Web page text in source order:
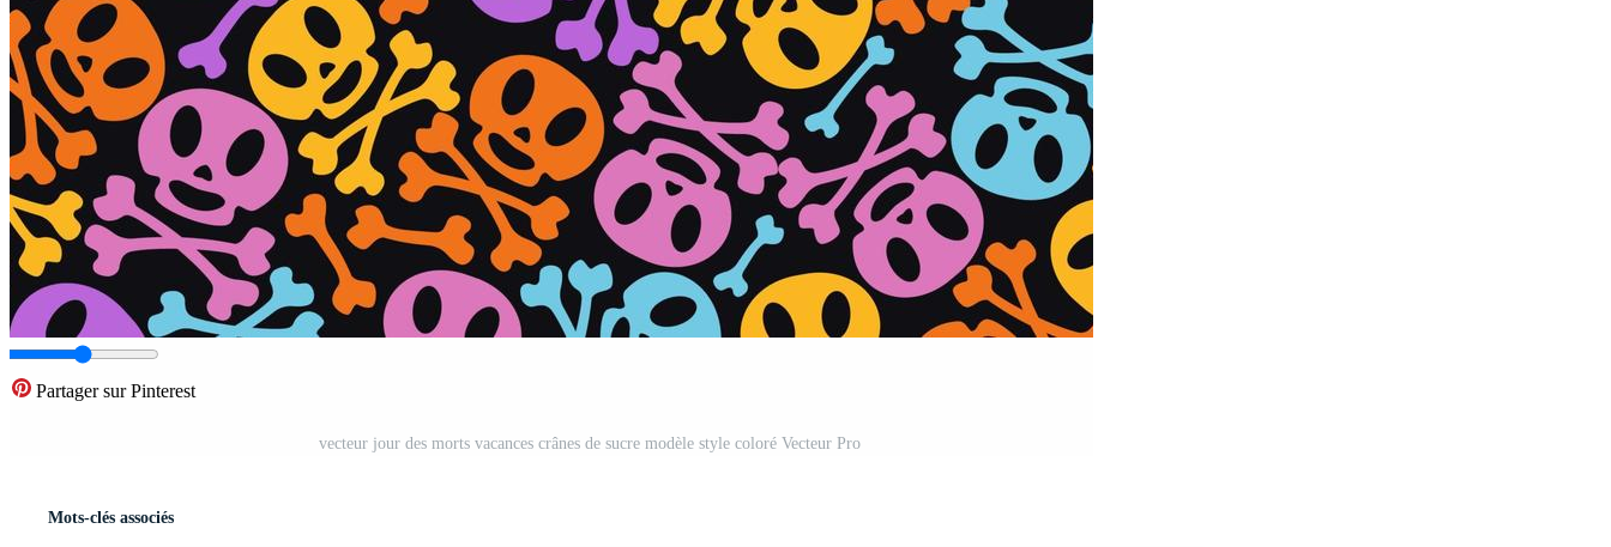
Partager sur Pinterest
vecteur jour des morts vacances crânes de sucre modèle style coloré Vecteur Pro
Mots-clés associés